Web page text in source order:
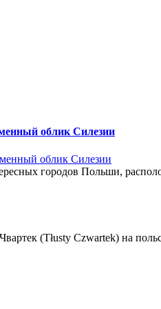
облик Силезии
городов Польши,
(Tłusty Czwartek) на